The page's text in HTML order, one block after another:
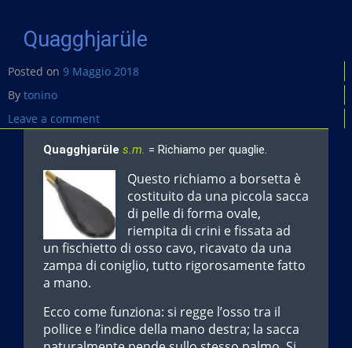
Quagghjarüle
Posted on 9 Maggio 2018
By tonino
Leave a comment
Quagghjarüle s.m. = Richiamo per quaglie.
Questo richiamo a borsetta è
costituito da una piccola sacca
di pelle di forma ovale,
riempita di crini e fissata ad
un fischietto di osso cavo, ricavato da una
zampa di coniglio, tutto rigorosamente fatto
a mano.
Ecco come funziona: si regge l’osso tra il
pollice e l’indice della mano destra; la sacca